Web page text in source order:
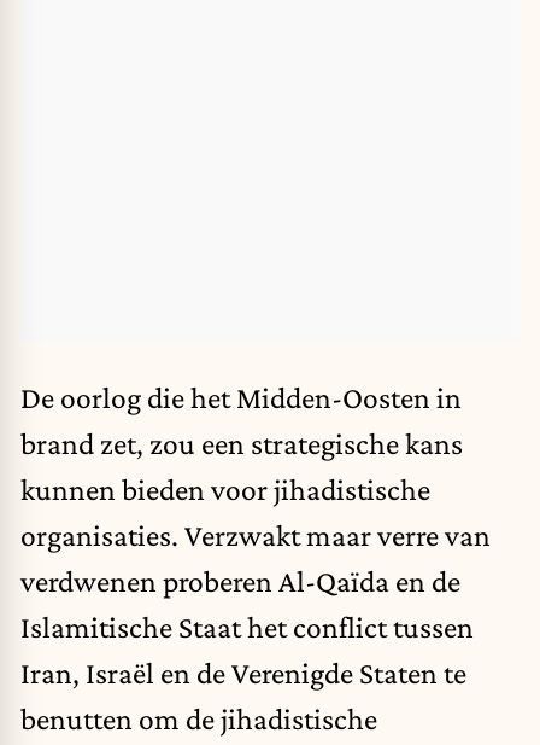
De oorlog die het Midden-Oosten in
brand zet, zou een strategische kans
kunnen bieden voor jihadistische
organisaties. Verzwakt maar verre van
verdwenen proberen Al-Qaïda en de
Islamitische Staat het conflict tussen
Iran, Israël en de Verenigde Staten te
benutten om de jihadistische